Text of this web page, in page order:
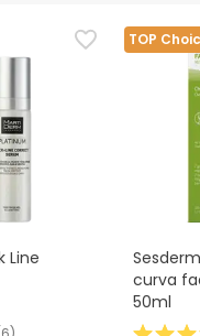
Line
TOP
curva
50ml